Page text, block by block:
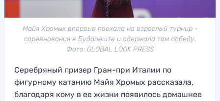
Майя Хромых впервые поехала на взрослый турнир -
соревнования в Будапеште и одержала там победу.
Фото: GLOBAL LOOK PRESS
Серебряный призер Гран-при Италии по
фигурному катанию Майя Хромых рассказала,
благодаря кому в ее жизни появилось домашнее